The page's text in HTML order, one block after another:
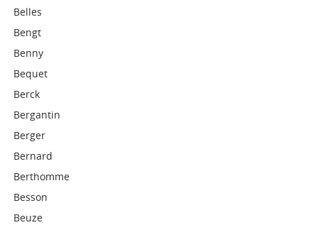
Belles
Bengt
Benny
Bequet
Berck
Bergantin
Berger
Bernard
Berthomme
Besson
Beuze